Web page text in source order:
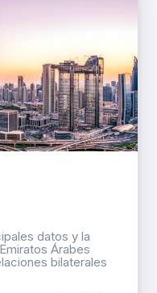
datos y la
Árabes
bilaterales